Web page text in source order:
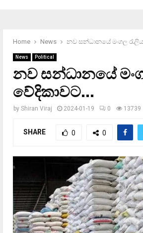
Home News නව සන්ධානයේ මංගල
News Political
නව සන්ධානයේ
වේදිකාවට…
by Shiran Viraj 2024-01-19 0 13739
SHARE 0 0